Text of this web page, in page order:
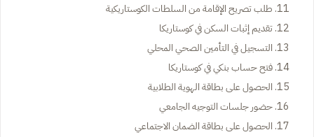
طلب تصريح الإقامة من السلطات الكوستاريكية
تقديم إثبات السكن في كوستاريكا
التسجيل في التأمين الصحي المحلي
فتح حساب بنكي في كوستاريكا
الحصول على بطاقة الهوية الطلابية
حضور جلسات التوجيه الجامعي
الحصول على بطاقة الضمان الاجتماعي